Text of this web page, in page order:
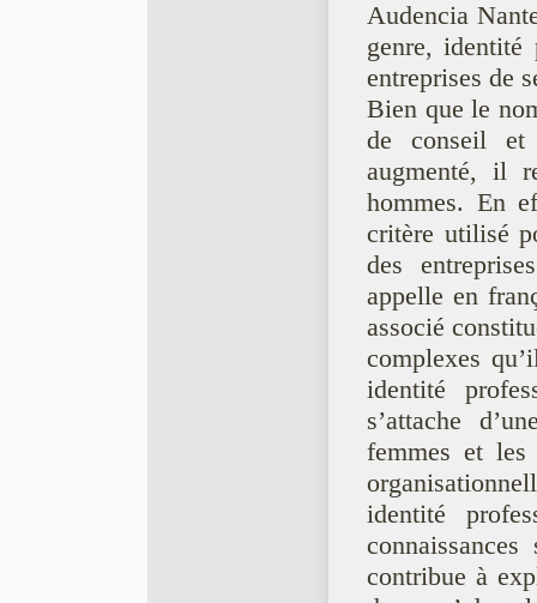
Audencia
genre, identité
entreprises de
Bien que le
de conseil et
augmenté, il
hommes. En
critère utilisé
des
appelle en
associé
complexes
identité
s’attache
femmes et les
identité
contribue à